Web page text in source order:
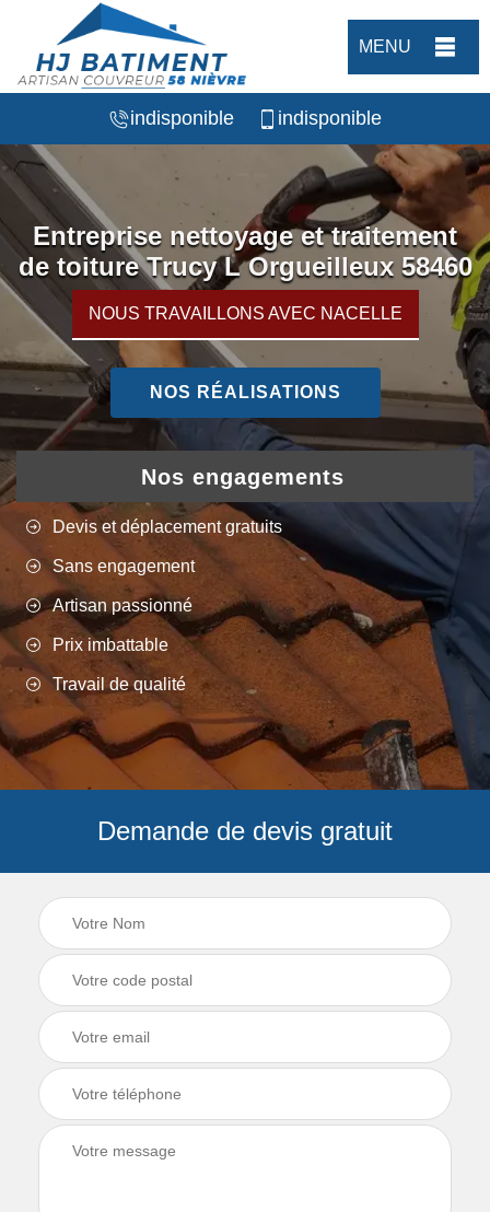
MENU
indisponible indisponible
Entreprise nettoyage et traitement
de toiture Trucy L Orgueilleux 58460
NOUS TRAVAILLONS AVEC NACELLE
NOS RÉALISATIONS
Nos engagements
Devis et déplacement gratuits
Sans engagement
Artisan passionné
Prix imbattable
Travail de qualité
Demande de devis gratuit